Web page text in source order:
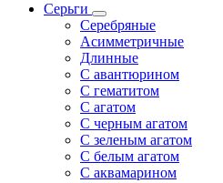
Серьги
Серебряные
Асимметричные
Длинные
С авантюрином
С гематитом
С агатом
С черным агатом
С зеленым агатом
С белым агатом
С аквамарином